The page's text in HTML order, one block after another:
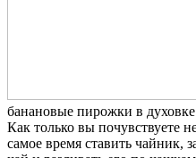
банановые пирожки в
Как только вы почувствуете
самое время ставить чайник,